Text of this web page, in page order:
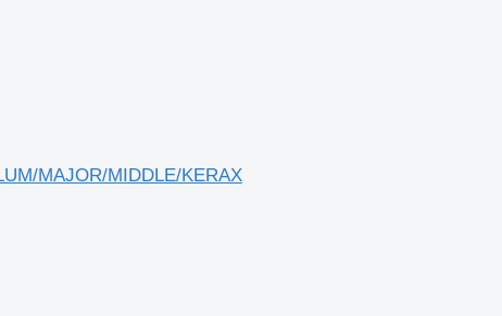
MAJOR/MIDDLE/KERAX